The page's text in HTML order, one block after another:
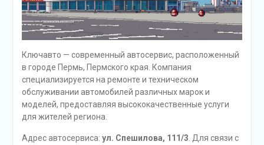
Ключавто — современный автосервис, расположенный
в городе Пермь, Пермского края. Компания
специализируется на ремонте и техническом
обслуживании автомобилей различных марок и
моделей, предоставляя высококачественные услуги
для жителей региона.
Адрес автосервиса: ул. Спешилова, 111/3. Для связи с